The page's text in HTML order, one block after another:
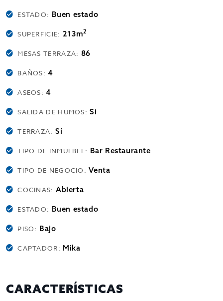
ESTADO: Buen estado
SUPERFICIE: 213m2
MESAS TERRAZA: 86
BAÑOS:4
ASEOS:4
SALIDA DE HUMOS:Sí
TERRAZA: Sí
TIPO DE INMUEBLE: Bar Restaurante
TIPO DE NEGOCIO:Venta
COCINAS: Abierta
ESTADO: Buen estado
PISO: Bajo
CAPTADOR: Mika
CARACTERÍSTICAS